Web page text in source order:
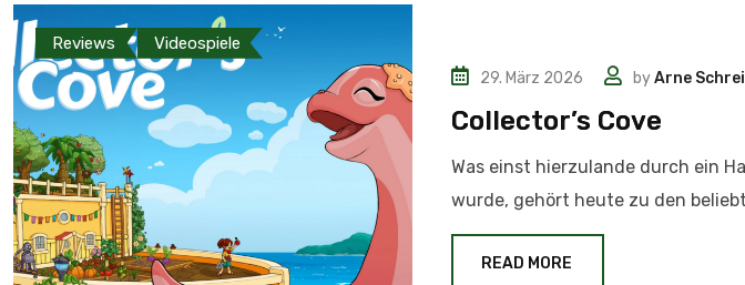
Reviews Videospiele
29. März 2026 byArne
Collector’s Cove
Was einst hierzulande durch ein
wurde, gehört heute zu den
READ MORE